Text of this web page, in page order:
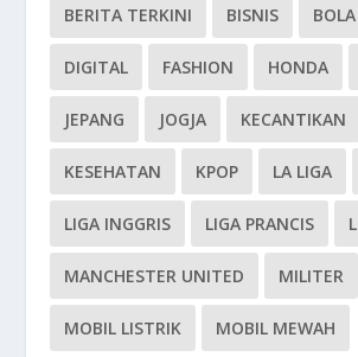
BERITA TERKINI BISNIS BOLA
DIGITAL FASHION HONDA
JEPANG JOGJA KECANTIKAN
KESEHATAN KPOP LA LIGA
LIGA INGGRIS LIGA PRANCIS
MANCHESTER UNITED MILITER
MOBIL LISTRIK MOBIL MEWAH